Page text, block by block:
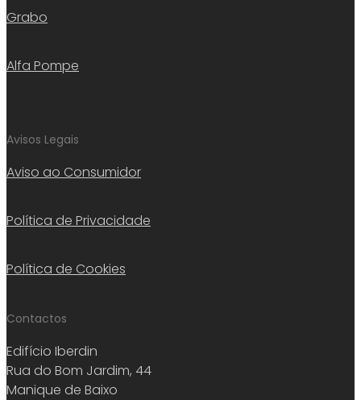
Grabo
Alfa Pompe
Avisos Legais
Aviso ao Consumidor
Política de Privacidade
Política de Cookies
Contactos
Edifício Iberdin
Rua do Bom Jardim, 44
Manique de Baixo